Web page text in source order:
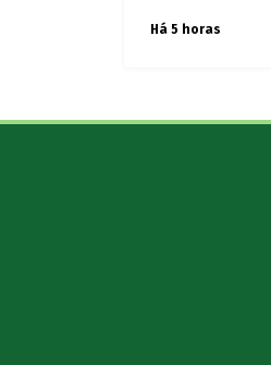
Há 5 horas